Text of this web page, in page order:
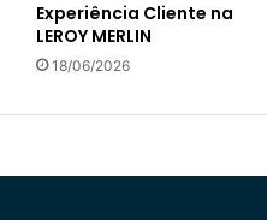
Experiência Cliente na
LEROY MERLIN
18/06/2026